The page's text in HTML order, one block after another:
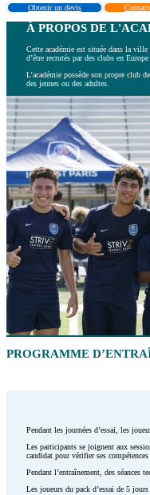
Obtenir un devis
À PROPOS DE
Cette académie est située dans la
d’être recrutés par des clubs en
L’académie possède son propre
des jeunes ou des adultes.
PROGRAMME
Pendant les journées d’essai, les
Les participants se joignent aux
candidat pour vérifier ses
Pendant l’entraînement, des séances
Les joueurs du pack d’essai de 5